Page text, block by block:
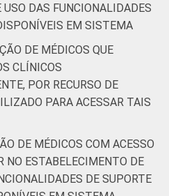
USO DAS FUNCIONALIDADES
EM SISTEMA
DE MÉDICOS QUE
CLÍNICOS
POR RECURSO DE
PARA ACESSAR TAIS
DE MÉDICOS COM ACESSO
NO ESTABELECIMENTO DE
DE SUPORTE